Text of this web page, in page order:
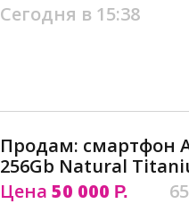
Сегодня в 15:38
Продам: смартфон
256Gb Natural
Цена 50 000 Р.